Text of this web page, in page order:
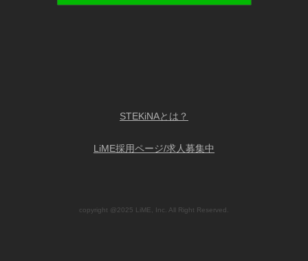
STEKiNAとは？
LiME採用ページ/求人募集中
copyright @2025 LiME, Inc. All Right Reserved.